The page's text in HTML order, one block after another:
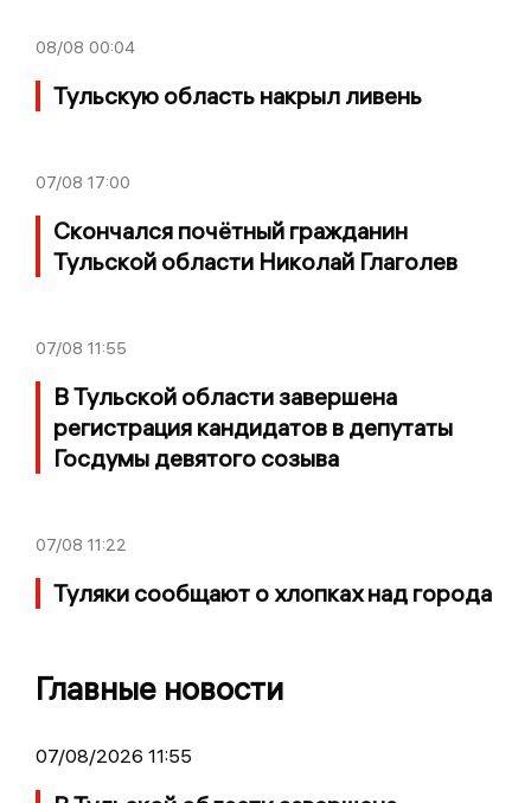
08/08 00:04
Тульскую область накрыл ливень
07/08 17:00
Скончался почётный гражданин
Тульской области Николай Глаголев
07/08 11:55
В Тульской области завершена
регистрация кандидатов в депутаты
Госдумы девятого созыва
07/08 11:22
Туляки сообщают о хлопках над города
Главные новости
07/08/2026 11:55